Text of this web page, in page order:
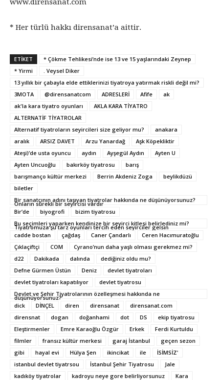
* Her türlü hakkı dirensanat’a aittir.
ETİKET
* Çökme Tehlikesi’nde ise 13 ve 15 yaşlarındaki Zeynep
* Yirmi
. Veysel Diker
13 yıllık bir çabayla elde ettiklerinizi tiyatroya yatırmak riskli değil mi?
3MOTA
@dirensanatcom ADRESLERİ Afife
ak
ak'la kara tiyatro oyunları
AKLA KARA TİYATRO
ALTERNATİF TİYATROLAR
Alternatif tiyatroların seyircileri size geliyor mu?
anakara
aralık
ARSIZ DAVET Arzu Yanardağ
Aşk Köpekliktir
Ateşi)’de usta oyuncu
aydın Ayşegül Aydın
Ayten U
Ayten Uncuoğlu
bakırköy tiyatrosu
barış
barışmanço kültür merkezi
Berrin Akdeniz Zoga
beylikdüzü
biletler
Bir sanatçının adını taşıyan tiyatrolar hakkında ne düşünüyorsunuz?
Onların sürekli bir seyircisi vardır
Bir’de
biyogrofi
bizim tiyatrosu
Bu seçimleri yaparken kendinize bir seyirci kitlesi belirlediniz mi?
Tiyatromuza şu tarz oyunları tercih eden seyirciler gelsin
cadde bostan
çağdaş Caner Çandarlı
Ceren Hacımuratoğlu
Çıklaçiftçi
COM
Cyrano’nun daha yaşlı olması gerekmez mi?
d22
Dakikada dalında
dediğiniz oldu mu?
Defne Gürmen Üstün
Deniz
devlet tiyatroları
devlet tiyatroları kapatılıyor
devlet tiyatrosu
Devlet ve Şehir Tiyatrolarının özelleşmesi hakkında ne
düşünüyorsunuz?
dick
DİNÇEL diren dirensanat
dirensanat.com
dirensnat
dogan doğanhami dot DS
ekip tiyatrosu
Eleştirmenler
Emre Karaoğlu Özgür Erkek
Ferdi Kurtuldu
filmler
fransız kültür merkesi garaj İstanbul
geçen sezon
gibi
hayal evi Hülya Şen ikincikat ile
İSİMSİZ'
istanbul devlet tiyatrsou
İstanbul Şehir Tiyatrosu
Jale
kadıköy tiyatrolar
kadroyu neye gore belirliyorsunuz
Kara